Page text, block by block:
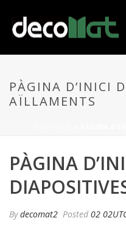
PÀGINA D’INICI
AÏLLAMENTS
PÀGINA
Bydecomat2 Posted 02